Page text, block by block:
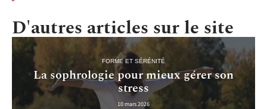
D'autres articles sur le site
FORME ET SÉRÉNITÉ
La sophrologie pour mieux gérer son
stress
10 mars 2026